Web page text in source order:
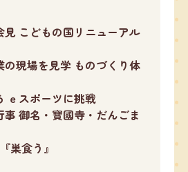
見 こどもの国リニューアル
の現場を見学 ものづくり体
ｅスポーツに挑戦
事 御名・寶國寺・だんごま
巣食う』